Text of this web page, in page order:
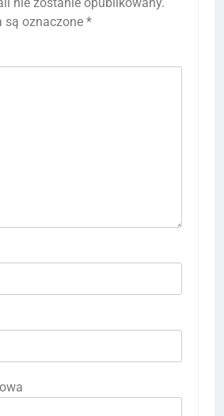
są oznaczone *